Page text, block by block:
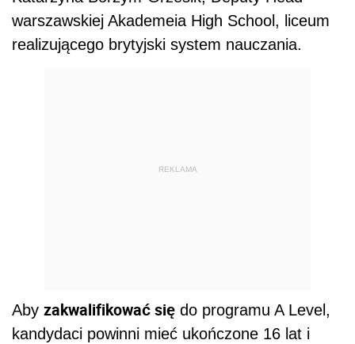
warszawskiej Akademeia High School, liceum
realizującego brytyjski system nauczania.
REKLAMA
Aby zakwalifikować się do programu A Level,
kandydaci powinni mieć ukończone 16 lat i